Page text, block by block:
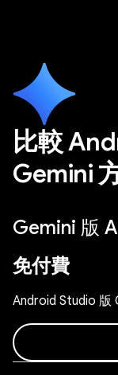
比較
Gemini
Gemini 版
免付費
Android Studio 版